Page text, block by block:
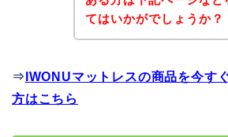
てはいかがでしょうか？
⇒ IWONUマットレスの商品を今す
方はこちら